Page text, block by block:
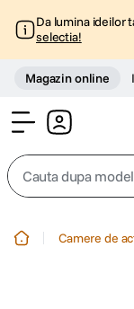
Da lumina ideilor
selectia!
Magazin online
Cauta dupa model,
Camere de